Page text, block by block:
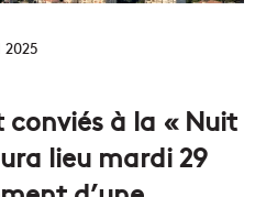
à la « Nuit
lieu mardi 29